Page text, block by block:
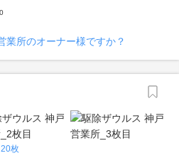
業所のオーナー様ですか？
20枚